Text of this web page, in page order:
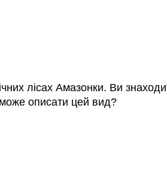
лісах Амазонки. Ви
може описати цей вид?